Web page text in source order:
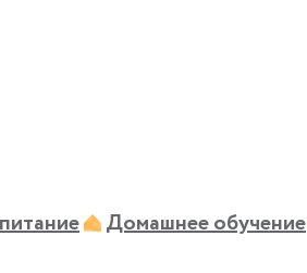
Домашнее обучение